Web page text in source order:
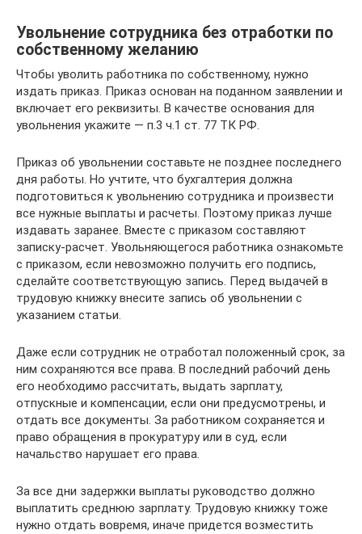
Увольнение сотрудника без отработки по
собственному желанию
Чтобы уволить работника по собственному, нужно
издать приказ. Приказ основан на поданном заявлении и
включает его реквизиты. В качестве основания для
увольнения укажите — п.3 ч.1 ст. 77 ТК РФ.
Приказ об увольнении составьте не позднее последнего
дня работы. Но учтите, что бухгалтерия должна
подготовиться к увольнению сотрудника и произвести
все нужные выплаты и расчеты. Поэтому приказ лучше
издавать заранее. Вместе с приказом составляют
записку-расчет. Увольняющегося работника ознакомьте
с приказом, если невозможно получить его подпись,
сделайте соответствующую запись. Перед выдачей в
трудовую книжку внесите запись об увольнении с
указанием статьи.
Даже если сотрудник не отработал положенный срок, за
ним сохраняются все права. В последний рабочий день
его необходимо рассчитать, выдать зарплату,
отпускные и компенсации, если они предусмотрены, и
отдать все документы. За работником сохраняется и
право обращения в прокуратуру или в суд, если
начальство нарушает его права.
За все дни задержки выплаты руководство должно
выплатить среднюю зарплату. Трудовую книжку тоже
нужно отдать вовремя, иначе придется возместить